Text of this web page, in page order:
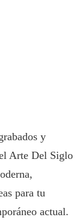
DEL SIGLO XXI NG
y
Arte Del Siglo
para tu
actual.